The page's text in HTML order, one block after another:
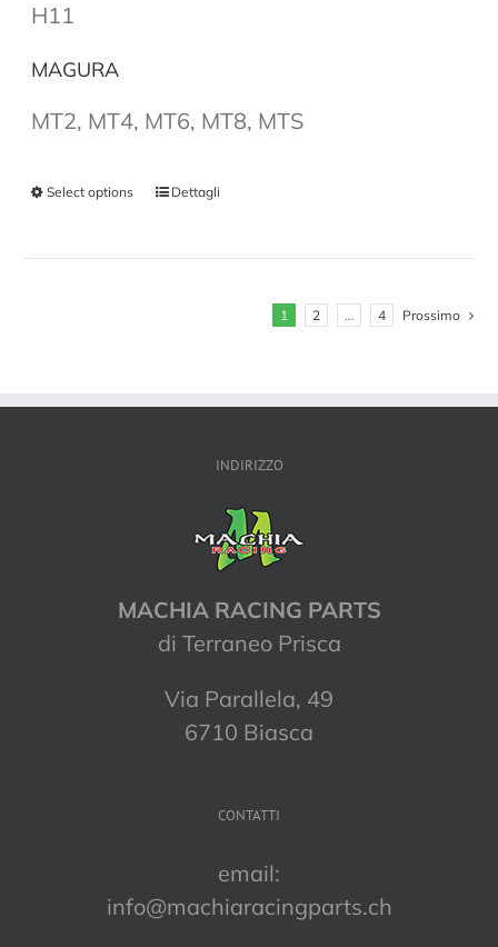
H11
MAGURA
MT2, MT4, MT6, MT8, MTS
Select options Dettagli
1 2 … 4 Prossimo
INDIRIZZO
MACHIA RACING PARTS
di Terraneo Prisca
Via Parallela, 49
6710 Biasca
CONTATTI
email:
info@machiaracingparts.ch